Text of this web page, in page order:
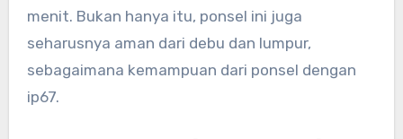
menit. Bukan hanya itu, ponsel ini juga
seharusnya aman dari debu dan lumpur,
sebagaimana kemampuan dari ponsel dengan
ip67.